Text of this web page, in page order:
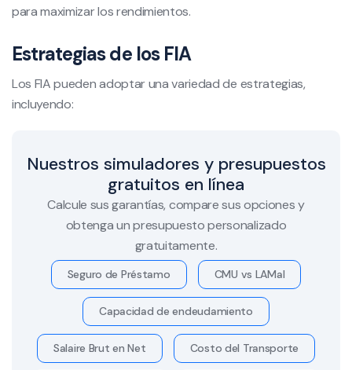
para maximizar los rendimientos.
Estrategias de los FIA
Los FIA pueden adoptar una variedad de estrategias,
incluyendo:
Nuestros simuladores y presupuestos
gratuitos en línea
Calcule sus garantías, compare sus opciones y
obtenga un presupuesto personalizado
gratuitamente.
Seguro de Préstamo CMU vs LAMal
Capacidad de endeudamiento
Salaire Brut en Net Costo del Transporte